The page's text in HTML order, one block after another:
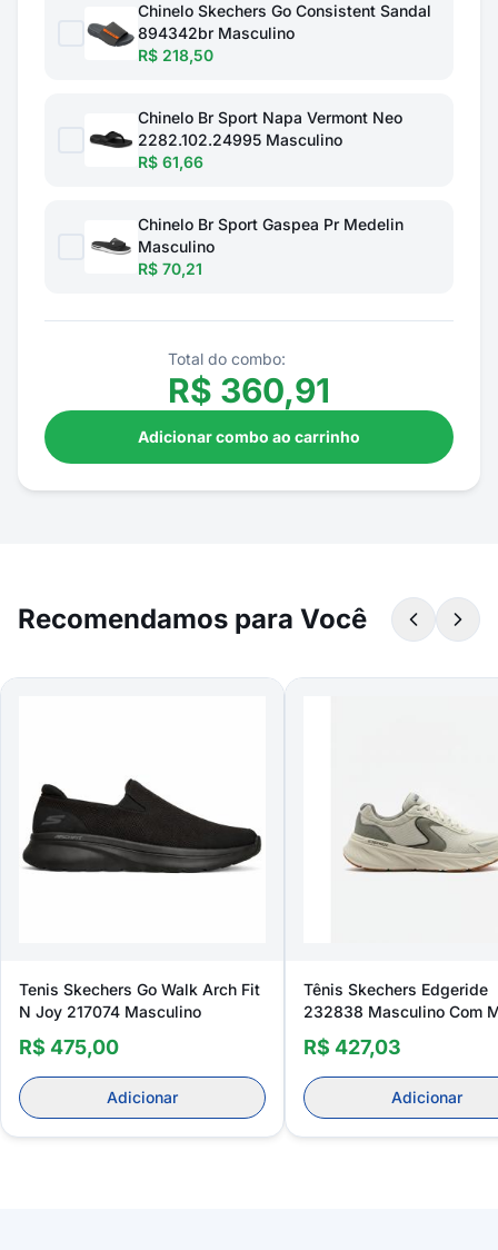
Chinelo Skechers Go Consistent Sandal
894342br Masculino
R$ 218,50
Chinelo Br Sport Napa Vermont Neo
2282.102.24995 Masculino
R$ 61,66
Chinelo Br Sport Gaspea Pr Medelin
Masculino
R$ 70,21
Total do combo:
R$ 360,91
Adicionar combo ao carrinho
Recomendamos para Você
Tenis Skechers Go Walk Arch Fit
N Joy 217074 Masculino
R$ 475,00
Adicionar
Tênis Skechers Edgeride
232838 Masculino Com
Foam Para Caminhada
R$ 427,03
Adicionar